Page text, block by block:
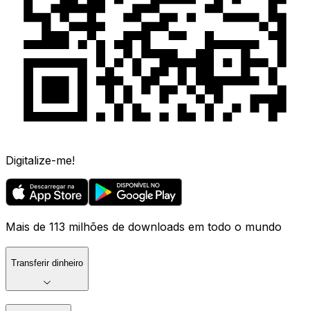
Digitalize-me!
Mais de 113 milhões de downloads em todo o mundo
Transferir dinheiro